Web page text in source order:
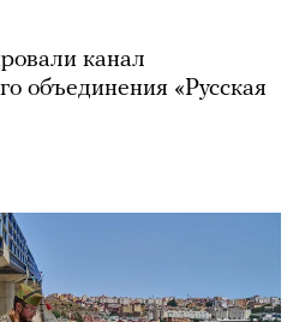
канал
объединения «Русская